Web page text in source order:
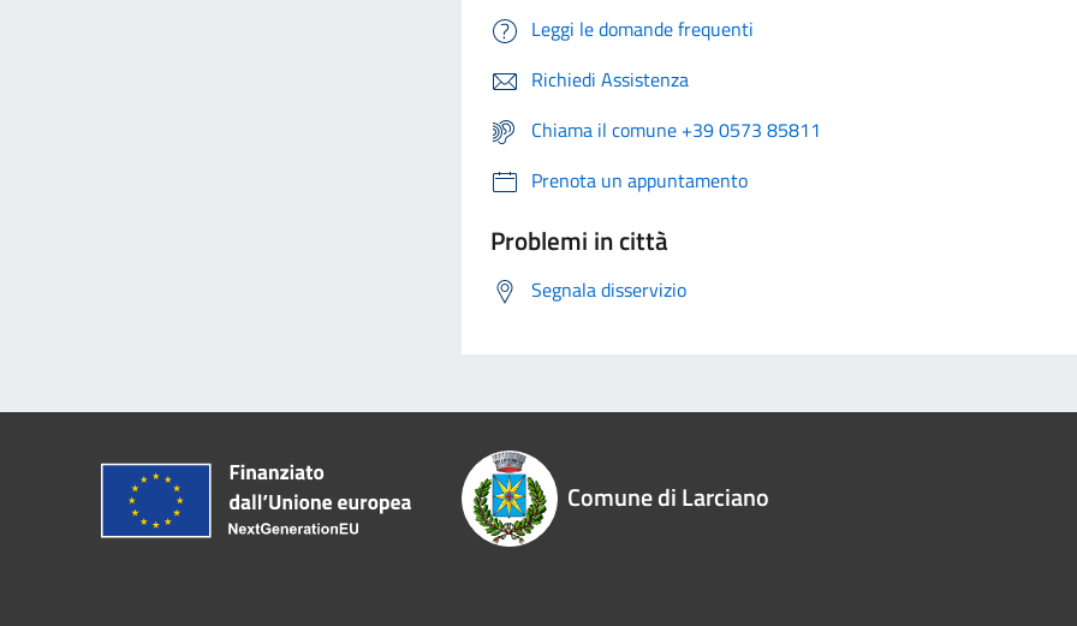
Leggi le domande frequenti
Richiedi Assistenza
Chiama il comune +39 0573 85811
Prenota un appuntamento
Problemi in città
Segnala disservizio
Comune di Larciano